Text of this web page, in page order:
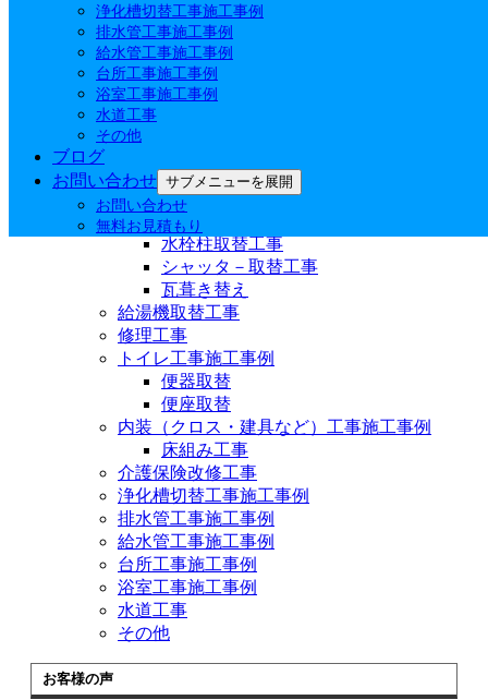
浄化槽切替工事施工事例
排水管工事施工事例
給水管工事施工事例
台所工事施工事例
浴室工事施工事例
水道工事
その他
ブログ
お問い合わせ サブメニューを展開
お問い合わせ
無料お見積もり
アクセスマップ
施工事例
施工事例一覧
便器取替
水栓取替
化粧台取替
エクステリア工事
水栓柱取替工事
シャッタ－取替工事
瓦葺き替え
給湯機取替工事
修理工事
トイレ工事施工事例
便器取替
便座取替
内装（クロス・建具など）工事施工事例
床組み工事
介護保険改修工事
浄化槽切替工事施工事例
排水管工事施工事例
給水管工事施工事例
台所工事施工事例
浴室工事施工事例
水道工事
その他
お客様の声